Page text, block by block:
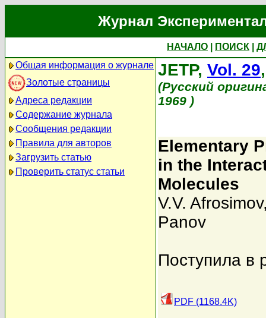
Журнал
НАЧАЛО ПОИСК
Общая информация о журнале
Золотые страницы
Адреса редакции
Содержание журнала
Сообщения редакции
Правила для авторов
Загрузить статью
Проверить статус статьи
JETP, Vol. 29
(Русский
1969 )
Elementary
in the
Molecules
V.V. Afrosimov
Panov
Поступила в
PDF (1168.4K)